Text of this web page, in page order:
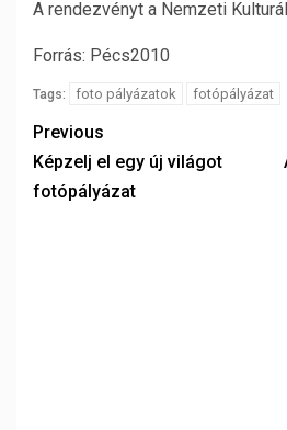
A rendezvényt a Nemzeti
Forrás: Pécs2010
Tags: foto pályázatok fotópályázat
Previous
Képzelj el egy új világot
fotópályázat